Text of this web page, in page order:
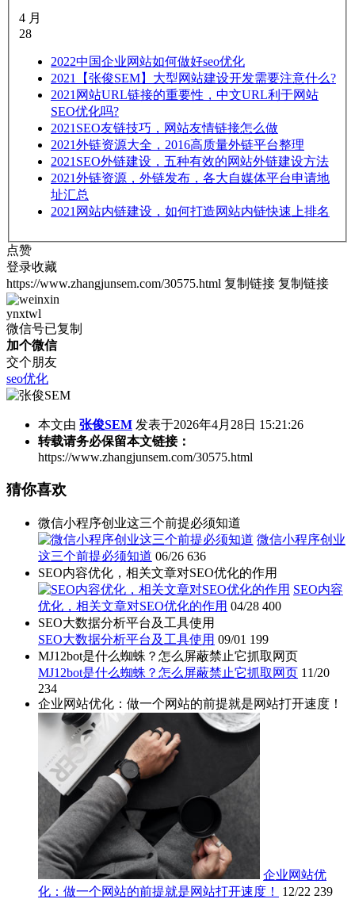
4 月
28
2022中国企业网站如何做好seo优化
2021
【张俊SEM】大型网站建设开发需要注意什么?
2021 网站URL链接的重要性，中文URL利于网站
SEO优化吗?
2021 SEO友链技巧，网站友情链接怎么做
2021外链资源大全，2016高质量外链平台整理
2021 SEO外链建设，五种有效的网站外链建设方法
2021外链资源，外链发布，各大自媒体平台申请地
址汇总
2021 网站内链建设，如何打造网站内链快速上排名
点赞
登录收藏
https://www.zhangjunsem.com/30575.html 复制链接 复制链接
ynxtwl
微信号已复制
加个微信
交个朋友
seo优化
本文由 张俊SEM 发表于2026年4月28日 15:21:26
转载请务必保留本文链接：
https://www.zhangjunsem.com/30575.html
猜你喜欢
微信小程序创业这三个前提必须知道
微信小程序创业
这三个前提必须知道 06/26 636
SEO内容优化，相关文章对SEO优化的作用
SEO内容
优化，相关文章对SEO优化的作用 04/28 400
SEO大数据分析平台及工具使用
SEO大数据分析平台及工具使用 09/01 199
MJ12bot是什么蜘蛛？怎么屏蔽禁止它抓取网页
MJ12bot是什么蜘蛛？怎么屏蔽禁止它抓取网页 11/20
234
企业网站优化：做一个网站的前提就是网站打开速度！
企业网站优
化：做一个网站的前提就是网站打开速度！
12/22 239